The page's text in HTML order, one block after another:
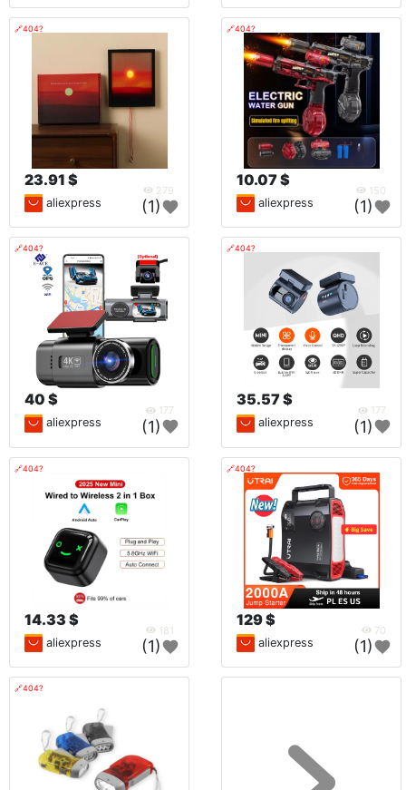
🔗404?
23.91 $
279
aliexpress (1)
🔗404?
10.07 $
150
aliexpress (1)
🔗404?
40 $
177
aliexpress (1)
🔗404?
35.57 $
177
aliexpress (1)
🔗404?
14.33 $
181
aliexpress (1)
🔗404?
129 $
70
aliexpress (1)
🔗404?